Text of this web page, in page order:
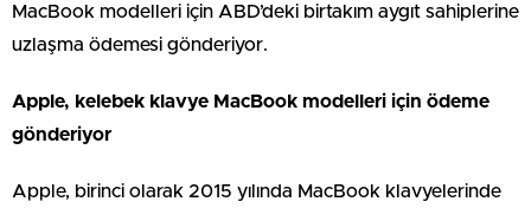
MacBook modelleri için ABD’deki birtakım aygıt sahiplerine
uzlaşma ödemesi gönderiyor.
Apple, kelebek klavye MacBook modelleri için ödeme
gönderiyor
Apple, birinci olarak 2015 yılında MacBook klavyelerinde